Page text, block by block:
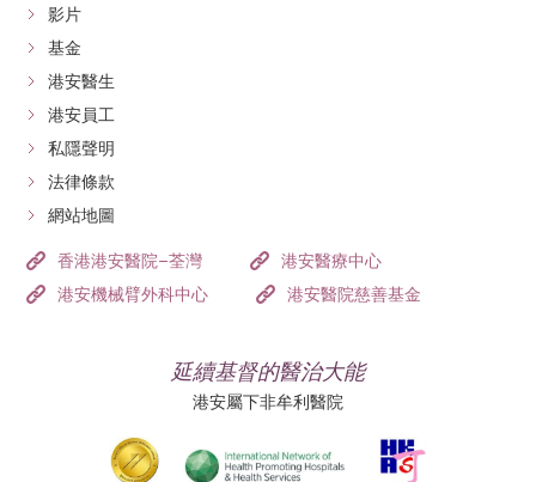
影片
基金
港安醫生
港安員工
私隱聲明
法律條款
網站地圖
香港港安醫院–荃灣
港安醫療中心
港安機械臂外科中心
港安醫院慈善基金
延續基督的醫治大能
港安屬下非牟利醫院